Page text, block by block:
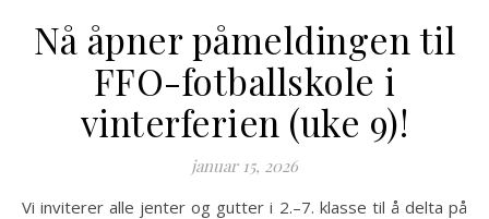
Nå åpner påmeldingen til
FFO-fotballskole i
vinterferien (uke 9)!
januar 15, 2026
Vi inviterer alle jenter og gutter i 2.–7. klasse til å delta på